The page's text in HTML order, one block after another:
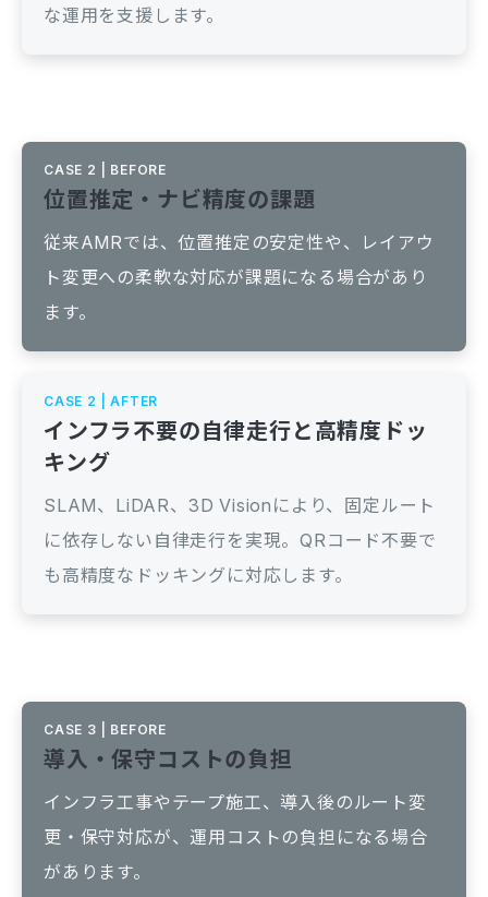
な運用を支援します。
CASE 2 | BEFORE
位置推定・ナビ精度の課題
従来AMRでは、位置推定の安定性や、レイアウ
ト変更への柔軟な対応が課題になる場合があり
ます。
CASE 2 | AFTER
インフラ不要の自律走行と高精度ドッ
キング
SLAM、LiDAR、3D Visionにより、固定ルート
に依存しない自律走行を実現。QRコード不要で
も高精度なドッキングに対応します。
CASE 3 | BEFORE
導入・保守コストの負担
インフラ工事やテープ施工、導入後のルート変
更・保守対応が、運用コストの負担になる場合
があります。